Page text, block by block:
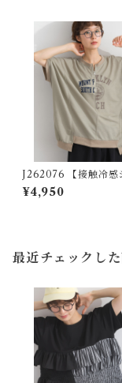
J262076 【接触冷感
ズ】リメイク風ドルマ
フZIPプリントプルオ
¥4,950
最近チェックし